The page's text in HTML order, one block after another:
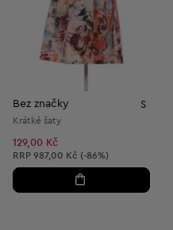
Bez značky S
Krátké šaty
129,00 Kč
Doporučená cena:
RRP 987,00 Kč (-86%)